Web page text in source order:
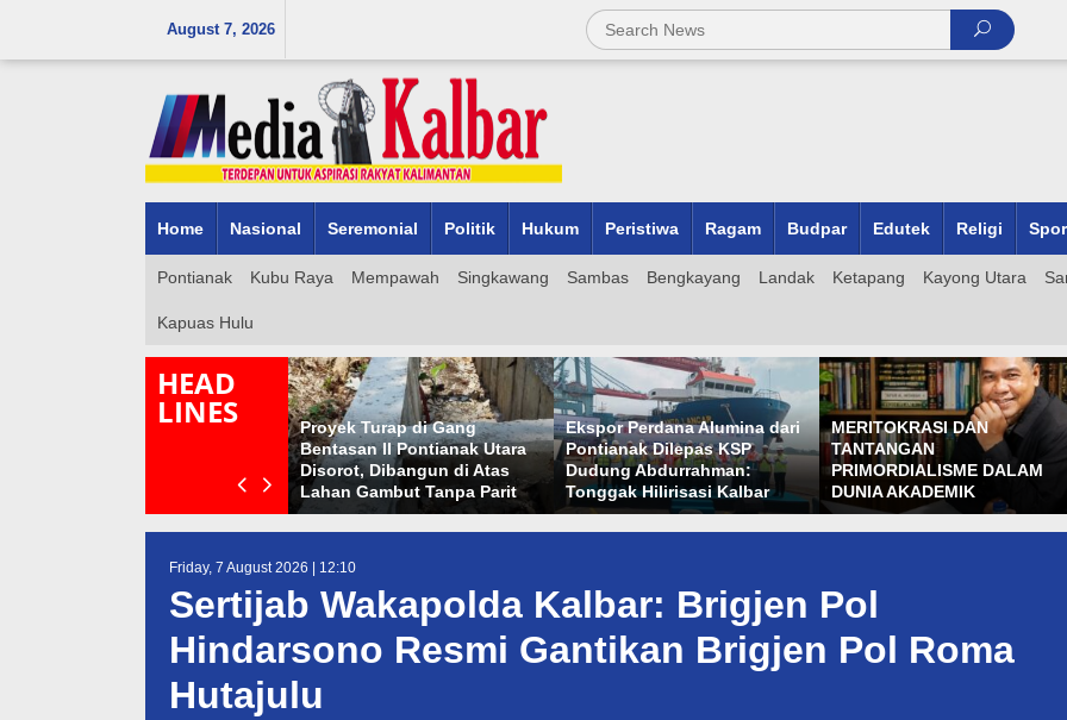
August 7, 2026
Home Nasional Seremonial Politik Hukum Peristiwa Ragam Budpar Edutek Religi
Pontianak Kubu Raya Mempawah Singkawang Sambas Bengkayang Landak Ketapang Kayong Utara
Kapuas Hulu
HEAD
LINES
Proyek Turap di Gang
Lahan Gambut Tanpa Parit
Ekspor Perdana Alumina dari
Pontianak Dilepas KSP
Dudung Abdurrahman:
Tonggak Hilirisasi Kalbar
MERITOKRASI DAN
TANTANGAN
PRIMORDIALISME DALAM
DUNIA AKADEMIK
Tuduhan Selingkuh Oknum
Guru Di Mempawah, Ini
Klarifikasi SN
Friday, 7 August 2026 | 12:10
Sertijab Wakapolda Kalbar: Brigjen Pol
Hindarsono Resmi Gantikan Brigjen Pol Roma
Hutajulu